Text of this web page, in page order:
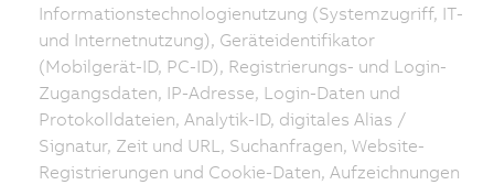
Informationstechnologienutzung (Systemzugriff, IT-
und Internetnutzung), Geräteidentifikator
(Mobilgerät-ID, PC-ID), Registrierungs- und Login-
Zugangsdaten, IP-Adresse, Login-Daten und
Protokolldateien, Analytik-ID, digitales Alias /
Signatur, Zeit und URL, Suchanfragen, Website-
Registrierungen und Cookie-Daten, Aufzeichnungen